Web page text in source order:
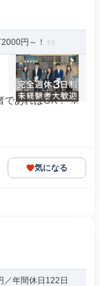
円～！
であればOK！ ※
気になる
年間休日122日